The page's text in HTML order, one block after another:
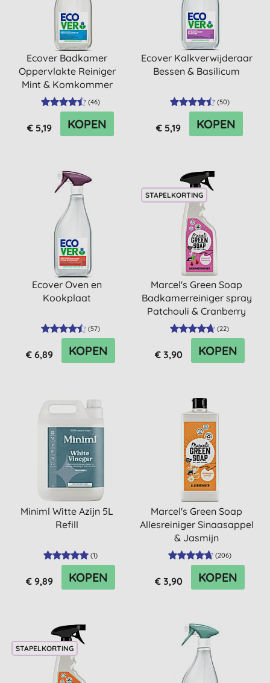
Ecover Badkamer
Oppervlakte Reiniger
Mint & Komkommer
(46)
€ 5,19 KOPEN
Ecover Kalkverwijderaar
Bessen & Basilicum
(50)
€ 5,19 KOPEN
Ecover Oven en
Kookplaat
(57)
€ 6,89 KOPEN
STAPELKORTING
Marcel's Green Soap
Badkamerreiniger spray
Patchouli & Cranberry
(5...
(22)
€ 3,90 KOPEN
Miniml Witte Azijn 5L
Refill
(1)
€ 9,89 KOPEN
Marcel's Green Soap
Allesreiniger Sinaasappel
& Jasmijn
(206)
€ 3,90 KOPEN
STAPELKORTING